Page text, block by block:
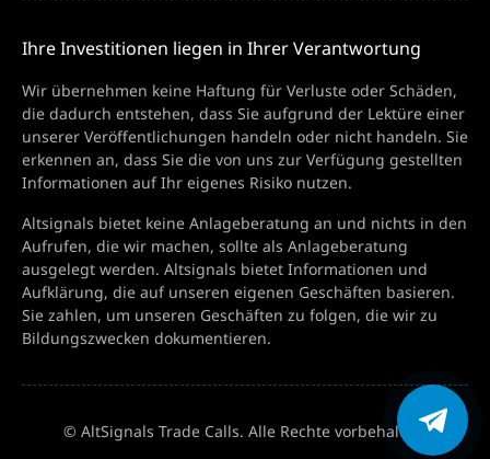
Ihre Investitionen liegen in Ihrer Verantwortung
Wir übernehmen keine Haftung für Verluste oder Schäden,
die dadurch entstehen, dass Sie aufgrund der Lektüre einer
unserer Veröffentlichungen handeln oder nicht handeln. Sie
erkennen an, dass Sie die von uns zur Verfügung gestellten
Informationen auf Ihr eigenes Risiko nutzen.
Altsignals bietet keine Anlageberatung an und nichts in den
Aufrufen, die wir machen, sollte als Anlageberatung
ausgelegt werden. Altsignals bietet Informationen und
Aufklärung, die auf unseren eigenen Geschäften basieren.
Sie zahlen, um unseren Geschäften zu folgen, die wir zu
Bildungszwecken dokumentieren.
© AltSignals Trade Calls. Alle Rechte vorbehalten.